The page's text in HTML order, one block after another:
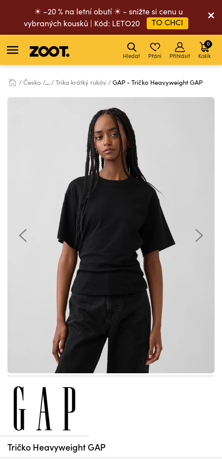
☀ –20 % na letní obutí ☀ - snižte si cenu u
vybraných kousků | Kód: LETO20
TO CHCI
Hledat Přání Přihlásit Košík
0
Česko ... Trika krátký rukáv GAP - Tričko Heavyweight GAP
Tričko Heavyweight GAP